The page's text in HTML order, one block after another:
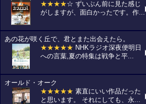
★★★★☆ ずいぶん前に見た感じ
がしますが、面白かったです。作...
あの花が咲く丘で、君とまた出会えたら。
★★★★★ NHKラジオ深夜便明日
への言葉,夏の特集は戦争と平...
オールド・オーク
★★★★★ 素直にいい作品だった
と思います。 それにしても、永...